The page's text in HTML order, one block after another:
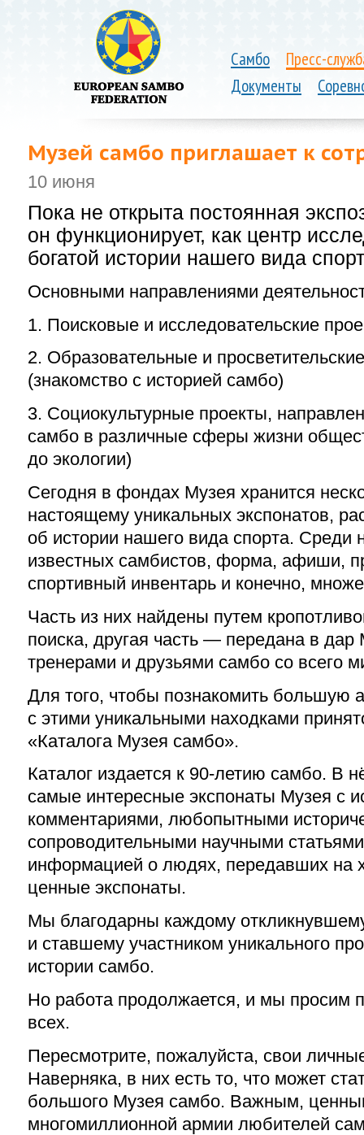
Самбо
Пресс-
Документы
Музей самбо приглашает к
10 июня
Пока не открыта постоянная
он функционирует, как центр
богатой истории нашего вида
Основными направлениями
1. Поисковые и исследовательские
2. Образовательные и
(знакомство с историей самбо)
3. Социокультурные проекты,
самбо в различные сферы жизни
до экологии)
Сегодня в фондах Музея хранится
настоящему уникальных экспонатов,
об истории нашего вида спорта. Среди
известных самбистов, форма, афиши,
спортивный инвентарь и конечно,
Часть из них найдены путем
поиска, другая часть — передана в
тренерами и друзьями самбо со всего
Для того, чтобы познакомить большую
с этими уникальными находками
«Каталога Музея самбо».
Каталог издается к 90-летию самбо. В
самые интересные экспонаты Музея с
комментариями, любопытными
сопроводительными научными
информацией о людях, передавших на
ценные экспонаты.
Мы благодарны каждому
и ставшему участником уникального
истории самбо.
Но работа продолжается, и мы просим
всех.
Пересмотрите, пожалуйста, свои
Наверняка, в них есть то, что может
большого Музея самбо. Важным,
многомиллионной армии любителей